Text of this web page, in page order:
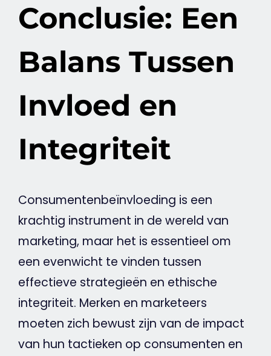
Conclusie: Een
Balans Tussen
Invloed en
Integriteit
Consumentenbeïnvloeding is een
krachtig instrument in de wereld van
marketing, maar het is essentieel om
een evenwicht te vinden tussen
effectieve strategieën en ethische
integriteit. Merken en marketeers
moeten zich bewust zijn van de impact
van hun tactieken op consumenten en